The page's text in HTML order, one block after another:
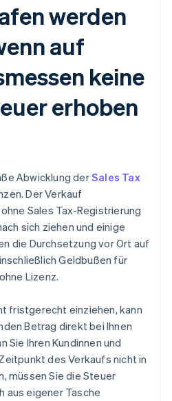
werden
auf
keine
erhoben
Abwicklung derSales Tax
Der Verkauf
Sales Tax-Registrierung
sich ziehen und einige
die Durchsetzung vor Ort auf
Geldbußen für
Lizenz.
fristgerecht einziehen, kann
Betrag direkt bei Ihnen
Sie Ihren Kundinnen und
des Verkaufs nicht in
müssen Sie die Steuer
aus eigener Tasche